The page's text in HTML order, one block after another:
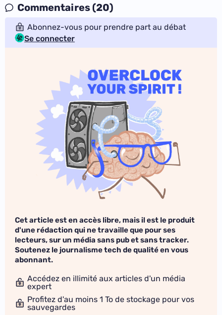
Commentaires (20)
Abonnez-vous pour prendre part au débat
Se connecter
Cet article est en accès libre, mais il est le produit
d'une rédaction qui ne travaille que pour ses
lecteurs, sur un média sans pub et sans tracker.
Soutenez le journalisme tech de qualité en vous
abonnant.
Accédez en illimité aux articles d'un média
expert
Profitez d'au moins 1 To de stockage pour vos
sauvegardes